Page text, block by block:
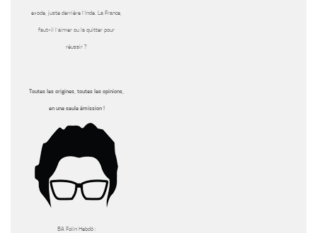
exode, juste derrière l’Inde. La France,
faut-il l’aimer ou la quitter pour
réussir ?
Toutes les origines, toutes les opinions,
en une seule émission !
BA Folin Hebdô :